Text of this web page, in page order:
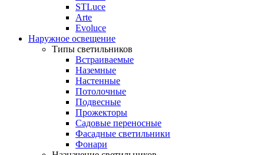
STLuce
Arte
Evoluce
Наружное освещение
Типы светильников
Встраиваемые
Наземные
Настенные
Потолочные
Подвесные
Прожекторы
Садовые переносные
Фасадные светильники
Фонари